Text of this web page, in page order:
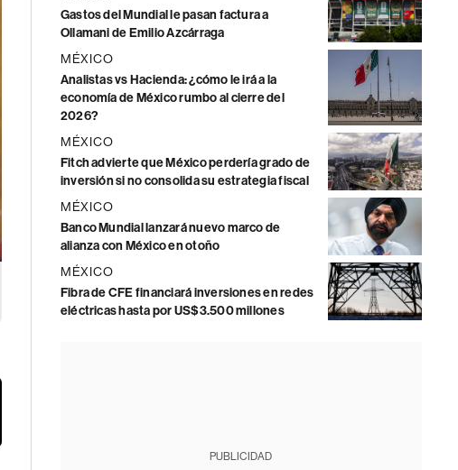
Gastos del Mundial le pasan factura a
Ollamani de Emilio Azcárraga
MÉXICO
Analistas vs Hacienda: ¿cómo le irá a la
economía de México rumbo al cierre del
2026?
MÉXICO
Fitch advierte que México perdería grado de
inversión si no consolida su estrategia fiscal
MÉXICO
Banco Mundial lanzará nuevo marco de
alianza con México en otoño
MÉXICO
Fibra de CFE financiará inversiones en redes
eléctricas hasta por US$3.500 millones
PUBLICIDAD